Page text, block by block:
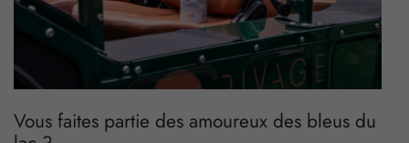
Vous faites partie des amoureux des bleus du